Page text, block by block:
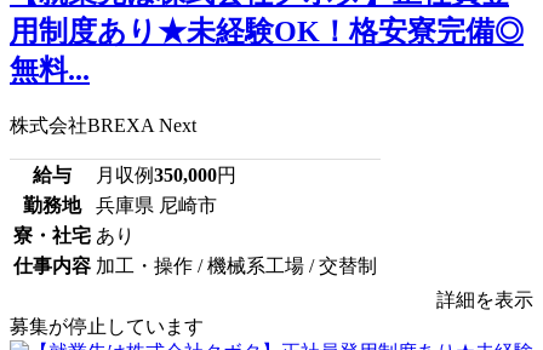
用制度あり★未経験OK！格安寮完備◎
無料...
株式会社BREXA Next
給与 月収例350,000円
勤務地
兵庫県 尼崎市
寮・社宅 あり
仕事内容 加工・操作 / 機械系工場 / 交替制
詳細を表示
募集が停止しています